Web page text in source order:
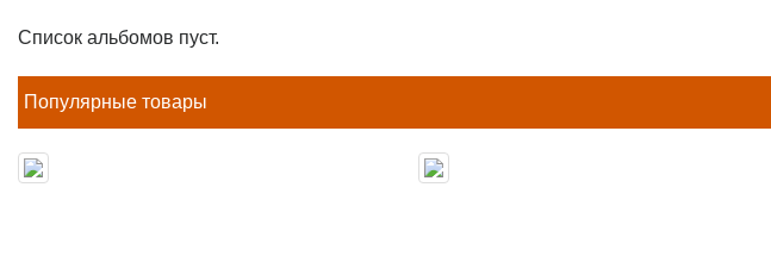
Список альбомов пуст.
Популярные товары